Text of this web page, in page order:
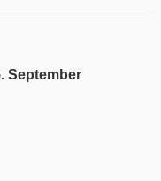
September